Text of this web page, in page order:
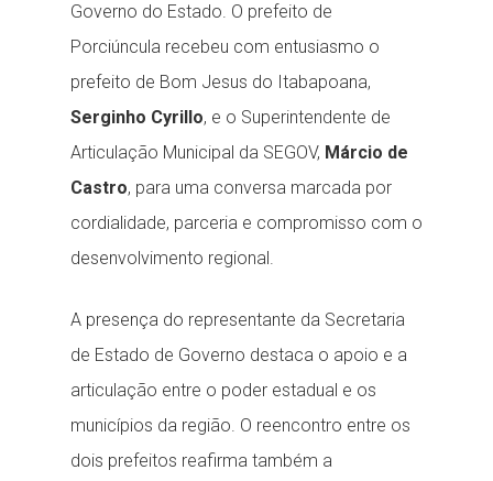
Governo do Estado. O prefeito de
Porciúncula recebeu com entusiasmo o
prefeito de Bom Jesus do Itabapoana,
Serginho Cyrillo, e o Superintendente de
Articulação Municipal da SEGOV, Márcio de
Castro, para uma conversa marcada por
cordialidade, parceria e compromisso com o
desenvolvimento regional.
A presença do representante da Secretaria
de Estado de Governo destaca o apoio e a
articulação entre o poder estadual e os
municípios da região. O reencontro entre os
dois prefeitos reafirma também a